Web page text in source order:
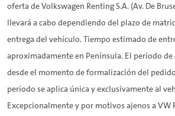
oferta de Volkswagen RentingS.A. (Av. De
llevará a cabo dependiendo del plazo de
entrega del vehículo. Tiempo estimado de
aproximadamente en Península. El período de
desde el momento de formalización del
período se aplica única y exclusivamente al
Excepcionalmente y por motivos ajenos a VW